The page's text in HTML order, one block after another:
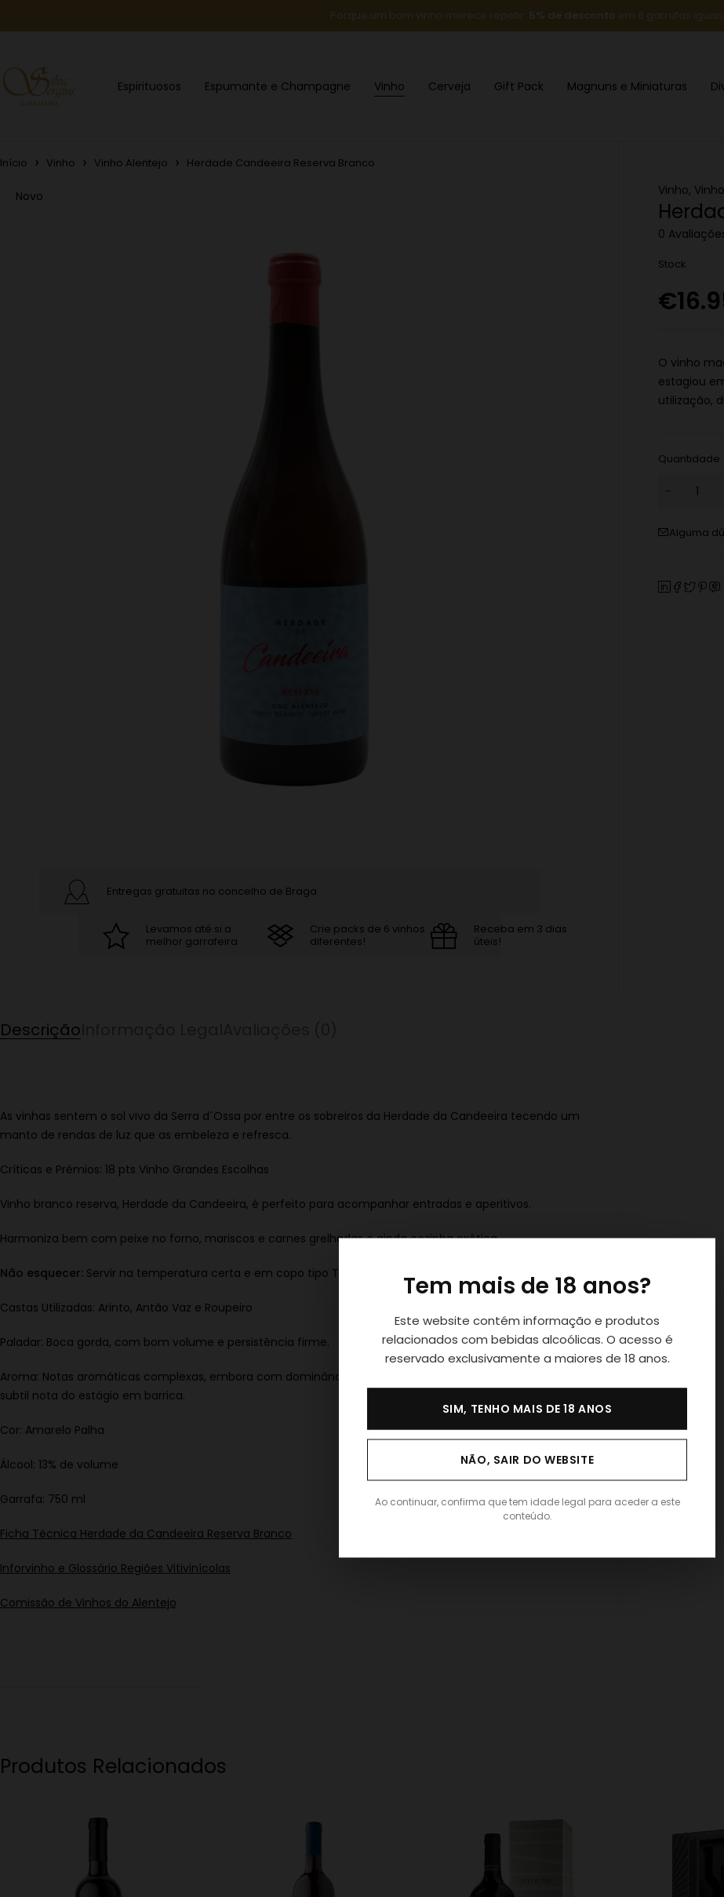
Porque um bom vinho merece repetir: 5% de desconto em 6 garrafas iguais
Espirituosos Espumante e Champagne Vinho Cerveja Gift Pack Magnuns e Miniaturas
Início Vinho Vinho Alentejo Herdade Candeeira Reserva Branco
Novo Vinho,
0
Stock
€
O vinho
estagiou
utilização,
Quantidade
Alguma
Entregas gratuitas no concelho de Braga
Levamos até si a
melhor garrafeira
Crie packs de 6 vinhos
diferentes!
Receba em 3 dias
úteis!
Descrição
As vinhas sentem o sol vivo da Serra d´Ossa por entre os sobreiros da Herdade da Candeeira tecendo um
manto de rendas de luz que as embeleza e refresca.
Críticas e Prémios: 18 pts Vinho Grandes Escolhas
Vinho branco reserva, Herdade da Candeeira, é perfeito para acompanhar entradas e aperitivos.
Harmoniza bem com peixe no forno, mariscos e carnes grelhadas e ainda cozinha exótica.
Não esquecer: Servir na temperatura certa e em copo tipo Tulipa
Castas Utilizadas: Arinto, Antão Vaz e Roupeiro
Paladar: Boca gorda, com bom volume e persistência firme.
Aroma: Notas aromáticas complexas, embora com dominância de fruta madura, frutos secos e uma
subtil nota do estágio em barrica.
Cor: Amarelo Palha
Álcool: 13% de volume
Garrafa: 750 ml
Ficha Técnica Herdade da Candeeira Reserva Branco
Inforvinho e Glossário Regiões Vitivinícolas
Comissão de Vinhos do Alentejo
Produtos Relacionados
Tem mais de 18 anos?
Este website contém informação e produtos
relacionados com bebidas alcoólicas. O acesso é
reservado exclusivamente a maiores de 18 anos.
SIM, TENHO MAIS DE 18 ANOS
NÃO, SAIR DO WEBSITE
Ao continuar, confirma que tem idade legal para aceder a este
conteúdo.